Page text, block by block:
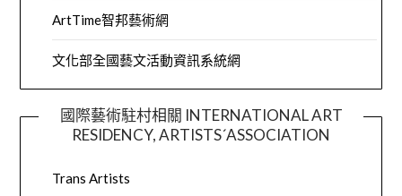
ArtTime智邦藝術網
文化部全國藝文活動資訊系統網
國際藝術駐村相關 INTERNATIONAL ART
RESIDENCY, ARTISTS´ASSOCIATION
Trans Artists